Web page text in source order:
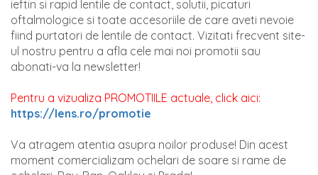
ieftin si rapid lentile de contact, solutii, picaturi
oftalmologice si toate accesoriile de care aveti nevoie
fiind purtatori de lentile de contact. Vizitati frecvent site-
ul nostru pentru a afla cele mai noi promotii sau
abonati-va la newsletter!
Pentru a vizualiza PROMOTIILE actuale, click aici:
https://lens.ro/promotie
Va atragem atentia asupra noilor produse! Din acest
moment comercializam ochelari de soare si rame de